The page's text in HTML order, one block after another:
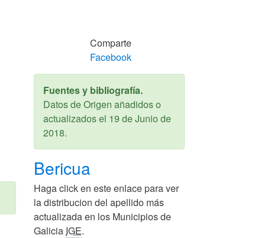
Comparte
Facebook
Fuentes y bibliografía.
Datos de Origen añadidos o
actualizados el 19 de Junio de
2018.
Bericua
Haga click en este enlace para ver
la distribucion del apellido más
actualizada en los Municipios de
Galicia IGE.